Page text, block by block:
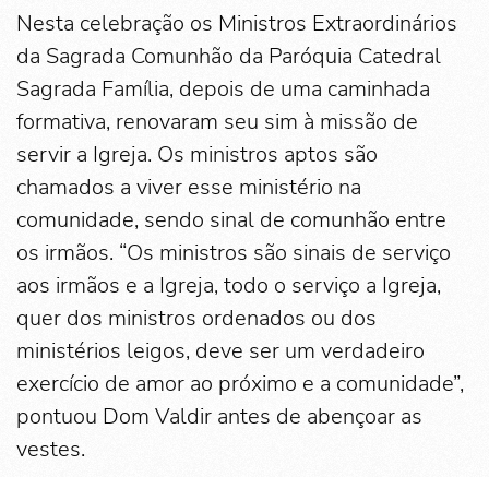
Nesta celebração os Ministros Extraordinários
da Sagrada Comunhão da Paróquia Catedral
Sagrada Família, depois de uma caminhada
formativa, renovaram seu sim à missão de
servir a Igreja. Os ministros aptos são
chamados a viver esse ministério na
comunidade, sendo sinal de comunhão entre
os irmãos. “Os ministros são sinais de serviço
aos irmãos e a Igreja, todo o serviço a Igreja,
quer dos ministros ordenados ou dos
ministérios leigos, deve ser um verdadeiro
exercício de amor ao próximo e a comunidade”,
pontuou Dom Valdir antes de abençoar as
vestes.